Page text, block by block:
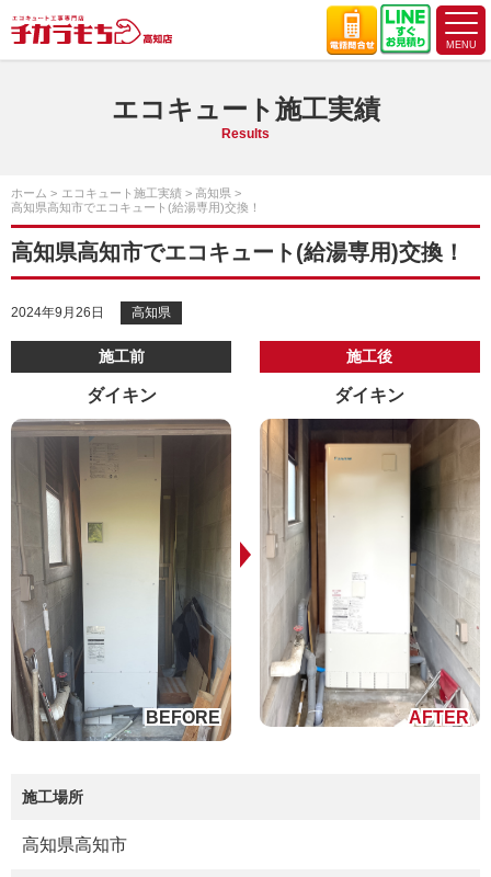
エコキュート施工実績
Results
ホーム エコキュート施工実績
高知県
高知県高知市でエコキュート(給湯専用)交換！
高知県高知市でエコキュート(給湯専用)交換！
2024年9月26日 高知県
施工前
ダイキン
施工後
ダイキン
施工場所
高知県高知市